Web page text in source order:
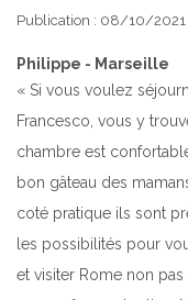
Publication : 08/10/2021
Philippe - Marseille
« Si vous voulez
Francesco, vous y
chambre est
bon gâteau des
coté pratique ils sont
les possibilités pour
et visiter Rome non